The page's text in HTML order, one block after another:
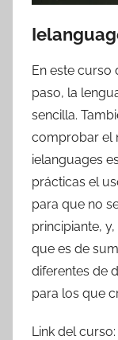
En este curso
paso, la
sencilla.
comprobar el
ielanguages
prácticas el
para que no
principiante,
que es de
diferentes de
para los que
Link del curso: